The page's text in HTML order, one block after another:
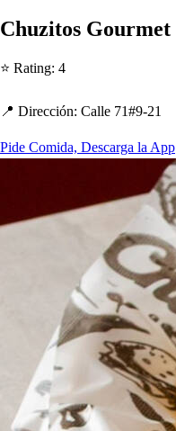
Chuzitos Gourmet
⭐ Rating: 4
📍 Dirección: Calle 71#9-21
Pide Comida, Descarga la App